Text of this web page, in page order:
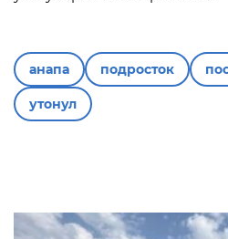
анапа подросток
утонул